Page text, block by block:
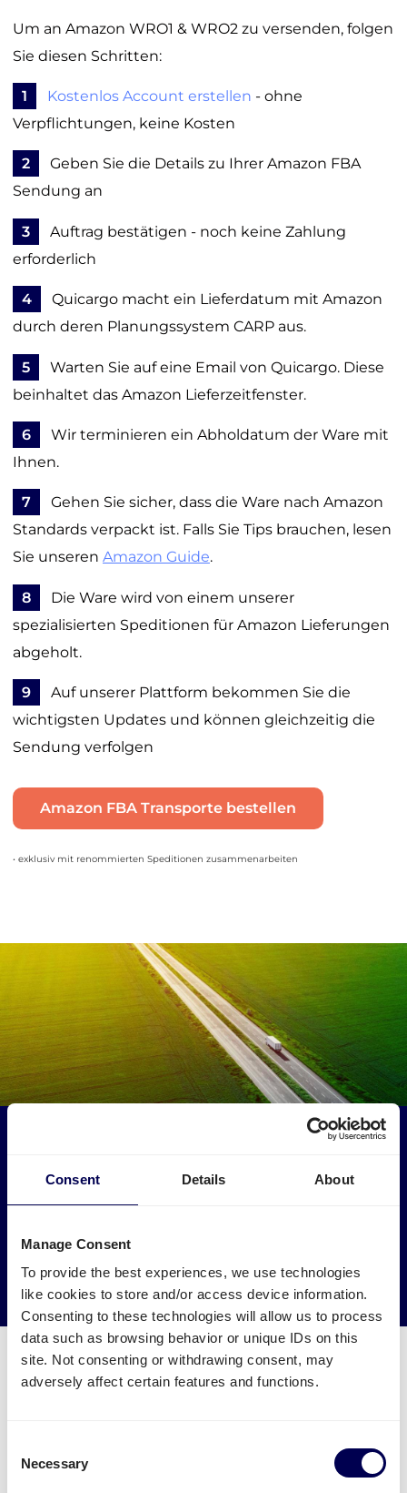
Consent Details About
Manage Consent
To provide the best experiences, we use technologies
like cookies to store and/or access device information.
Consenting to these technologies will allow us to process
data such as browsing behavior or unique IDs on this
site. Not consenting or withdrawing consent, may
adversely affect certain features and functions.
Selection
Necessary
Um an Amazon WRO1 & WRO2 zu versenden, folgen
Sie diesen Schritten:
1 Kostenlos Account erstellen - ohne
Verpflichtungen, keine Kosten
2
Geben Sie die Details zu Ihrer Amazon FBA
Sendung an
3
Auftrag bestätigen - noch keine Zahlung
erforderlich
4
Quicargo macht ein Lieferdatum mit Amazon
durch deren Planungssystem CARP aus.
5
Warten Sie auf eine Email von Quicargo. Diese
beinhaltet das Amazon Lieferzeitfenster.
6
Wir terminieren ein Abholdatum der Ware mit
Ihnen.
7
Gehen Sie sicher, dass die Ware nach Amazon
Standards verpackt ist. Falls Sie Tips brauchen, lesen
Sie unseren Amazon Guide.
8
Die Ware wird von einem unserer
spezialisierten Speditionen für Amazon Lieferungen
abgeholt.
9
Auf unserer Plattform bekommen Sie die
wichtigsten Updates und können gleichzeitig die
Sendung verfolgen
Amazon FBA Transporte bestellen
• exklusiv mit renommierten Speditionen zusammenarbeiten
Lassen Sie Ihre Ware für Amazon Bielany Wroclawskie
(WRO1 & WRO2) von LKWs abholen, die sonst leer fahren
würden.
→ Noch heute versenden
Leere Kilometer reduzieren
Welche Angaben sind nötig?